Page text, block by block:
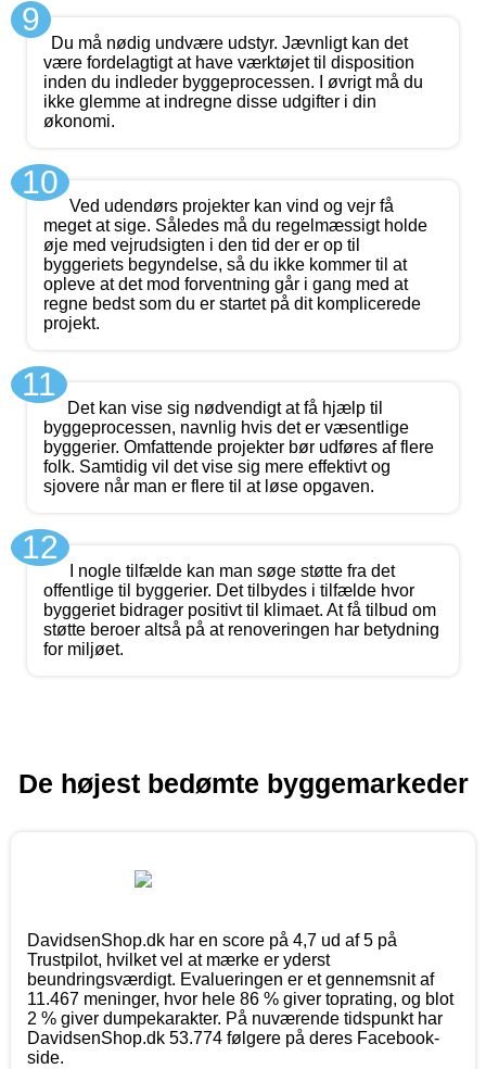
9
Du må nødig undvære udstyr. Jævnligt kan det
være fordelagtigt at have værktøjet til disposition
inden du indleder byggeprocessen. I øvrigt må du
ikke glemme at indregne disse udgifter i din
økonomi.
10
Ved udendørs projekter kan vind og vejr få
meget at sige. Således må du regelmæssigt holde
øje med vejrudsigten i den tid der er op til
byggeriets begyndelse, så du ikke kommer til at
opleve at det mod forventning går i gang med at
regne bedst som du er startet på dit komplicerede
projekt.
11
Det kan vise sig nødvendigt at få hjælp til
byggeprocessen, navnlig hvis det er væsentlige
byggerier. Omfattende projekter bør udføres af flere
folk. Samtidig vil det vise sig mere effektivt og
sjovere når man er flere til at løse opgaven.
12
I nogle tilfælde kan man søge støtte fra det
offentlige til byggerier. Det tilbydes i tilfælde hvor
byggeriet bidrager positivt til klimaet. At få tilbud om
støtte beroer altså på at renoveringen har betydning
for miljøet.
De højest bedømte byggemarkeder
DavidsenShop.dk har en score på 4,7 ud af 5 på
Trustpilot, hvilket vel at mærke er yderst
beundringsværdigt. Evalueringen er et gennemsnit af
11.467 meninger, hvor hele 86 % giver toprating, og blot
2 % giver dumpekarakter. På nuværende tidspunkt har
DavidsenShop.dk 53.774 følgere på deres Facebook-
side.